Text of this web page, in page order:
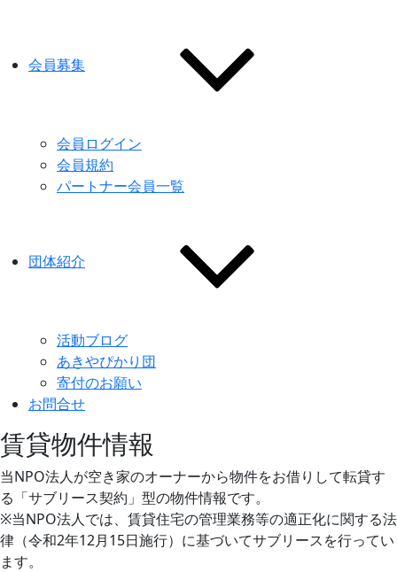
会員募集
会員ログイン
会員規約
パートナー会員一覧
団体紹介
活動ブログ
あきやぴかり団
寄付のお願い
お問合せ
賃貸物件情報
当NPO法人が空き家のオーナーから物件をお借りして転貸す
る「サブリース契約」型の物件情報です。
※当NPO法人では、賃貸住宅の管理業務等の適正化に関する法
律（令和2年12月15日施行）に基づいてサブリースを行ってい
ます。